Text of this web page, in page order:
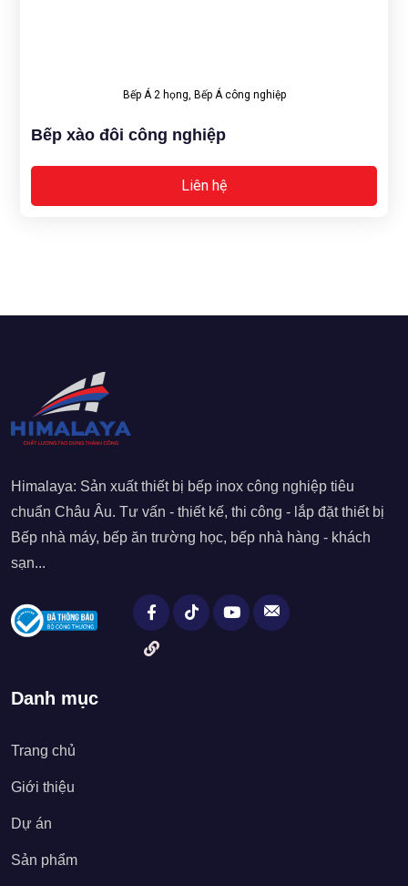
Bếp Á 2 họng, Bếp Á công nghiệp
Bếp xào đôi công nghiệp
Liên hệ
Himalaya: Sản xuất thiết bị bếp inox công nghiệp tiêu
chuẩn Châu Âu. Tư vấn - thiết kế, thi công - lắp đặt thiết bị
Bếp nhà máy, bếp ăn trường học, bếp nhà hàng - khách
sạn...
Danh mục
Trang chủ
Giới thiệu
Dự án
Sản phẩm